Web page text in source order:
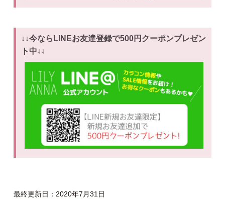
↓↓今ならLINEお友達登録で500円クーポンプレゼン
ト中↓↓
最終更新日：2020年7月31日